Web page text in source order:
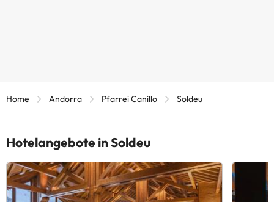
Home Andorra Pfarrei Canillo Soldeu
Hotelangebote in Soldeu